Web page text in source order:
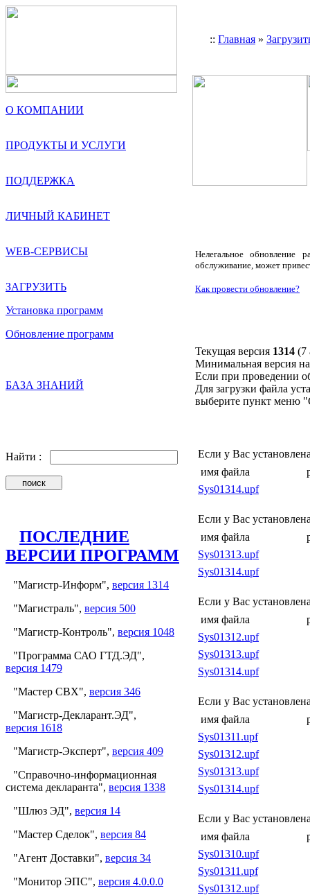
:: Главная »
О КОМПАНИИ
ПРОДУКТЫ И УСЛУГИ
ПОДДЕРЖКА
ЛИЧНЫЙ КАБИНЕТ
WEB-СЕРВИСЫ
ЗАГРУЗИТЬ
Установка программ
Обновление программ
БАЗА ЗНАНИЙ
Найти :
ПОСЛЕДНИЕ
ВЕРСИИ ПРОГРАММ
"Магистр-Информ", версия 1314
"Магистраль", версия 500
"Магистр-Контроль", версия 1048
"Программа САО ГТД.ЭД",
версия 1479
"Мастер СВХ", версия 346
"Магистр-Декларант.ЭД",
версия 1618
"Магистр-Эксперт", версия 409
"Справочно-информационная
система декларанта", версия 1338
"Шлюз ЭД", версия 14
"Мастер Сделок", версия 84
"Агент Доставки", версия 34
"Монитор ЭПС", версия 4.0.0.0
Нелегальное обновление
обслуживание, может
Как провести обновление?
Текущая версия 1314 (7
Минимальная версия
Если при проведении
Для загрузки файла
выберите пункт меню
Если у Вас
имя файла
Sys01314.upf
Если у Вас
имя файла
Sys01313.upf
Sys01314.upf
Если у Вас
имя файла
Sys01312.upf
Sys01313.upf
Sys01314.upf
Если у Вас
имя файла
Sys01311.upf
Sys01312.upf
Sys01313.upf
Sys01314.upf
Если у Вас
имя файла
Sys01310.upf
Sys01311.upf
Sys01312.upf